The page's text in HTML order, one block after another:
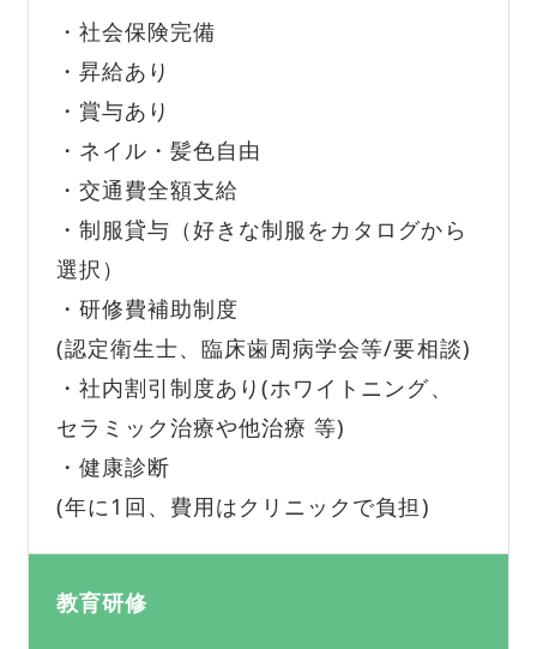
・社会保険完備
・昇給あり
・賞与あり
・ネイル・髪色自由
・交通費全額支給
・制服貸与（好きな制服をカタログから
選択）
・研修費補助制度
(認定衛生士、臨床歯周病学会等/要相談)
・社内割引制度あり(ホワイトニング、
セラミック治療や他治療 等)
・健康診断
(年に1回、費用はクリニックで負担)
教育研修